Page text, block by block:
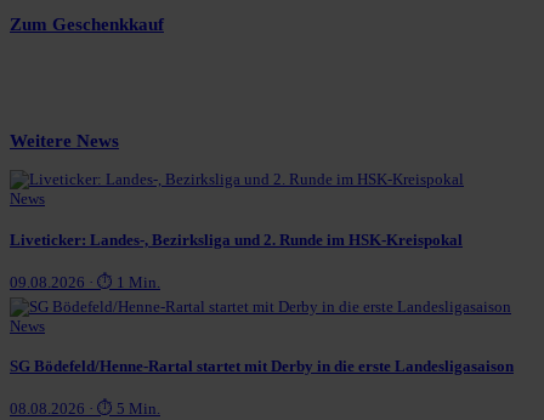
Zum Geschenkkauf
Weitere News
News
Liveticker: Landes-, Bezirksliga und 2. Runde im HSK-Kreispokal
09.08.2026 · ⏱ 1 Min.
News
SG Bödefeld/Henne-Rartal startet mit Derby in die erste Landesligasaison
08.08.2026 · ⏱ 5 Min.